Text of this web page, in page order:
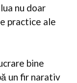
nu doar
practice ale
bine
un fir narativ